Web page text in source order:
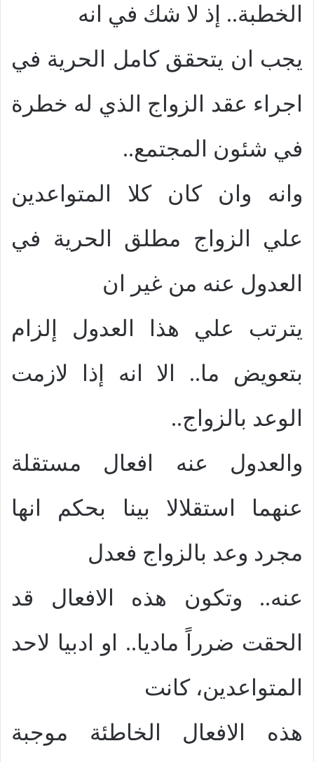
الخطبة.. إذ لا شك في انه
يجب ان يتحقق كامل الحرية في
اجراء عقد الزواج الذي له خطرة
في شئون المجتمع..
وانه وان كان كلا المتواعدين
علي الزواج مطلق الحرية في
العدول عنه من غير ان
يترتب علي هذا العدول إلزام
بتعويض ما.. الا انه إذا لازمت
الوعد بالزواج..
والعدول عنه افعال مستقلة
عنهما استقلالا بينا بحكم انها
مجرد وعد بالزواج فعدل
عنه.. وتكون هذه الافعال قد
الحقت ضرراً ماديا.. او ادبيا لاحد
المتواعدين، كانت
هذه الافعال الخاطئة موجبة